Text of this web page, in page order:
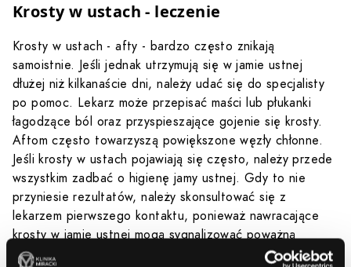
Krosty w ustach - leczenie
Krosty w ustach - afty - bardzo często znikają
samoistnie. Jeśli jednak utrzymują się w jamie ustnej
dłużej niż kilkanaście dni, należy udać się do specjalisty
po pomoc. Lekarz może przepisać maści lub płukanki
łagodzące ból oraz przyspieszające gojenie się krosty.
Aftom często towarzyszą powiększone węzły chłonne.
Jeśli krosty w ustach pojawiają się często, należy przede
wszystkim zadbać o higienę jamy ustnej. Gdy to nie
przyniesie rezultatów, należy skonsultować się z
lekarzem pierwszego kontaktu, ponieważ nawracające
krosty w jamie ustnej mogą sygnalizować poważną
chorobę.